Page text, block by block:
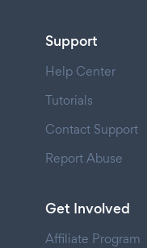
Support
Help Center
Tutorials
Contact Support
Report Abuse
Get Involved
Affiliate Program